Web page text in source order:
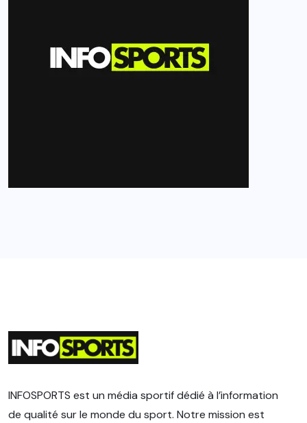
INFOSPORTS est un média sportif dédié à l’information
de qualité sur le monde du sport. Notre mission est